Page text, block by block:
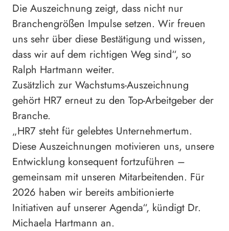
Die Auszeichnung zeigt, dass nicht nur
Branchengrößen Impulse setzen. Wir freuen
uns sehr über diese Bestätigung und wissen,
dass wir auf dem richtigen Weg sind“, so
Ralph Hartmann weiter.
Zusätzlich zur Wachstums-Auszeichnung
gehört HR7 erneut zu den Top-Arbeitgeber der
Branche.
„HR7 steht für gelebtes Unternehmertum.
Diese Auszeichnungen motivieren uns, unsere
Entwicklung konsequent fortzuführen –
gemeinsam mit unseren Mitarbeitenden. Für
2026 haben wir bereits ambitionierte
Initiativen auf unserer Agenda“, kündigt Dr.
Michaela Hartmann an.